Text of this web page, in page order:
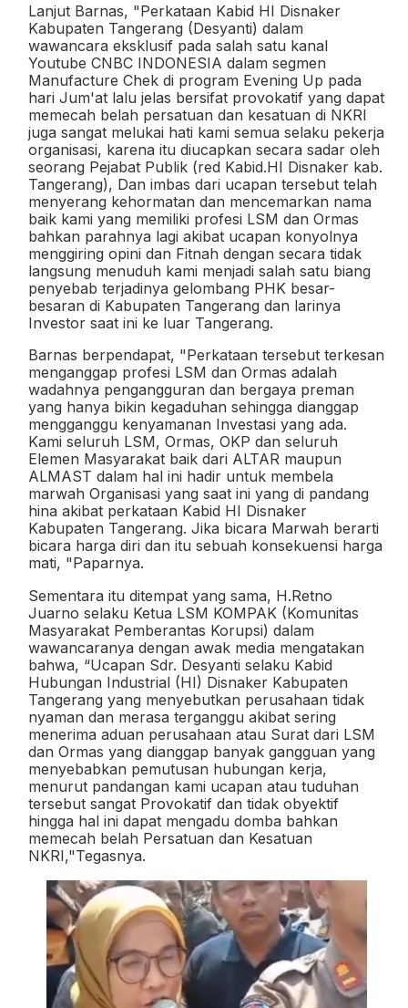
Lanjut Barnas, "Perkataan Kabid HI Disnaker
Kabupaten Tangerang (Desyanti) dalam
wawancara eksklusif pada salah satu kanal
Youtube CNBC INDONESIA dalam segmen
Manufacture Chek di program Evening Up pada
hari Jum'at lalu jelas bersifat provokatif yang dapat
memecah belah persatuan dan kesatuan di NKRI
juga sangat melukai hati kami semua selaku pekerja
organisasi, karena itu diucapkan secara sadar oleh
seorang Pejabat Publik (red Kabid.HI Disnaker kab.
Tangerang), Dan imbas dari ucapan tersebut telah
menyerang kehormatan dan mencemarkan nama
baik kami yang memiliki profesi LSM dan Ormas
bahkan parahnya lagi akibat ucapan konyolnya
menggiring opini dan Fitnah dengan secara tidak
langsung menuduh kami menjadi salah satu biang
penyebab terjadinya gelombang PHK besar-
besaran di Kabupaten Tangerang dan larinya
Investor saat ini ke luar Tangerang.
Barnas berpendapat, "Perkataan tersebut terkesan
menganggap profesi LSM dan Ormas adalah
wadahnya pengangguran dan bergaya preman
yang hanya bikin kegaduhan sehingga dianggap
mengganggu kenyamanan Investasi yang ada.
Kami seluruh LSM, Ormas, OKP dan seluruh
Elemen Masyarakat baik dari ALTAR maupun
ALMAST dalam hal ini hadir untuk membela
marwah Organisasi yang saat ini yang di pandang
hina akibat perkataan Kabid HI Disnaker
Kabupaten Tangerang. Jika bicara Marwah berarti
bicara harga diri dan itu sebuah konsekuensi harga
mati, "Paparnya.
Sementara itu ditempat yang sama, H.Retno
Juarno selaku Ketua LSM KOMPAK (Komunitas
Masyarakat Pemberantas Korupsi) dalam
wawancaranya dengan awak media mengatakan
bahwa, “Ucapan Sdr. Desyanti selaku Kabid
Hubungan Industrial (HI) Disnaker Kabupaten
Tangerang yang menyebutkan perusahaan tidak
nyaman dan merasa terganggu akibat sering
menerima aduan perusahaan atau Surat dari LSM
dan Ormas yang dianggap banyak gangguan yang
menyebabkan pemutusan hubungan kerja,
menurut pandangan kami ucapan atau tuduhan
tersebut sangat Provokatif dan tidak obyektif
hingga hal ini dapat mengadu domba bahkan
memecah belah Persatuan dan Kesatuan
NKRI,"Tegasnya.